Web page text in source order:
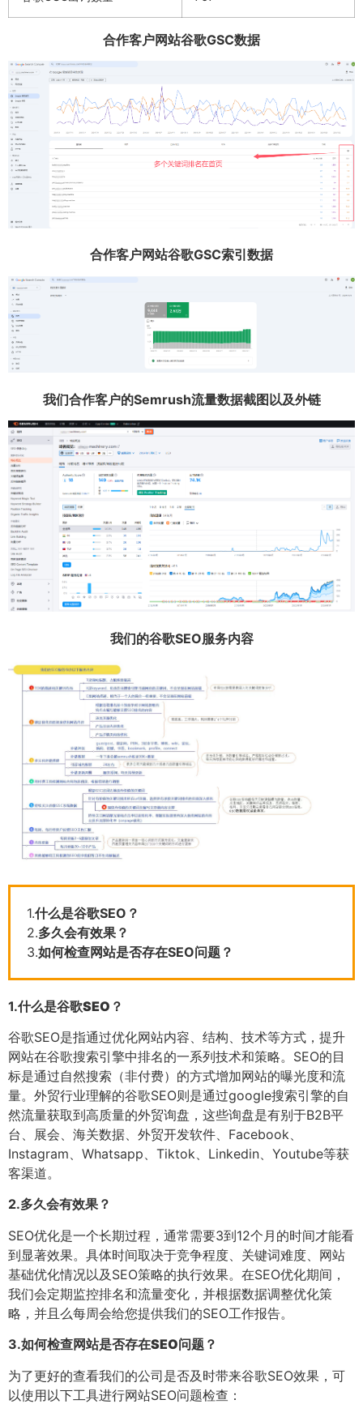
合作客户网站谷歌GSC数据
合作客户网站谷歌GSC索引数据
我们合作客户的Semrush流量数据截图以及外链
我们的谷歌SEO服务内容
1.什么是谷歌SEO？
2.多久会有效果？
3.如何检查网站是否存在SEO问题？
1.什么是谷歌SEO？
谷歌SEO是指通过优化网站内容、结构、技术等方式，提升
网站在谷歌搜索引擎中排名的一系列技术和策略。SEO的目
标是通过自然搜索（非付费）的方式增加网站的曝光度和流
量。外贸行业理解的谷歌SEO则是通过google搜索引擎的自
然流量获取到高质量的外贸询盘，这些询盘是有别于B2B平
台、展会、海关数据、外贸开发软件、Facebook、
Instagram、Whatsapp、Tiktok、Linkedin、Youtube等获
客渠道。
2.多久会有效果？
SEO优化是一个长期过程，通常需要3到12个月的时间才能看
到显著效果。具体时间取决于竞争程度、关键词难度、网站
基础优化情况以及SEO策略的执行效果。在SEO优化期间，
我们会定期监控排名和流量变化，并根据数据调整优化策
略，并且么每周会给您提供我们的SEO工作报告。
3.如何检查网站是否存在SEO问题？
为了更好的查看我们的公司是否及时带来谷歌SEO效果，可
以使用以下工具进行网站SEO问题检查：